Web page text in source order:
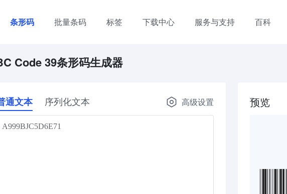
条形码 批量条码 标签 下载中心 服务与支持 百科
Code 39条形码生成器
通文本 序列化文本 高级设置 预览